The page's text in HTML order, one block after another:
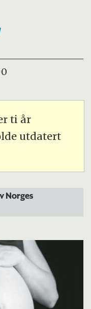
ti år
utdatert
Norges